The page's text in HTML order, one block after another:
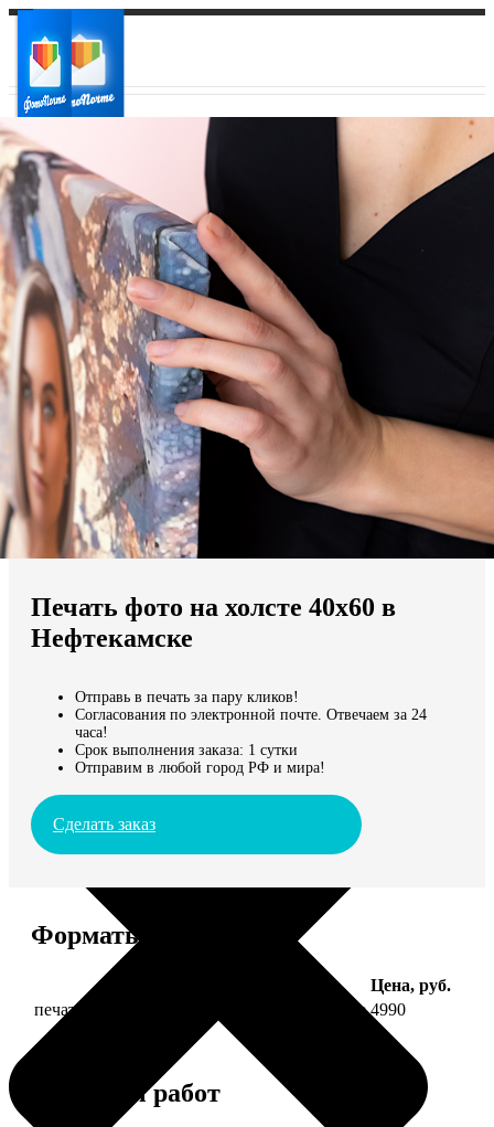
Ваш город:
Ваш регион доставки
Выберите из списка:
Мы доставляем по всему миру
Продолжить без города
Печать фото на холсте 40х60 в
Нефтекамске
Отправь в печать за пару кликов!
Согласования по электронной почте. Отвечаем за 24
часа!
Срок выполнения заказа: 1 сутки
Отправим в любой город РФ и мира!
Сделать заказ
Форматы и цены
Цена, руб.
печать фото на холсте 40х60 на подрамнике 4990
Примеры работ